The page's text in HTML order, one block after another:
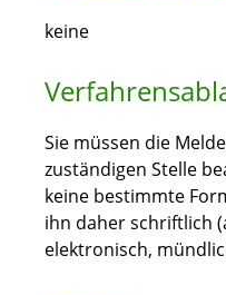
keine
Sie müssen die
zuständigen Stelle
keine bestimmte
ihn daher schriftlich
elektronisch,